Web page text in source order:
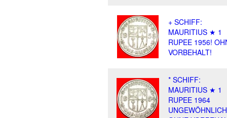
+ SCHIFF:
MAURITIUS ★ 1
RUPEE 1956!
VORBEHALT!
* SCHIFF:
MAURITIUS ★ 1
RUPEE 1964